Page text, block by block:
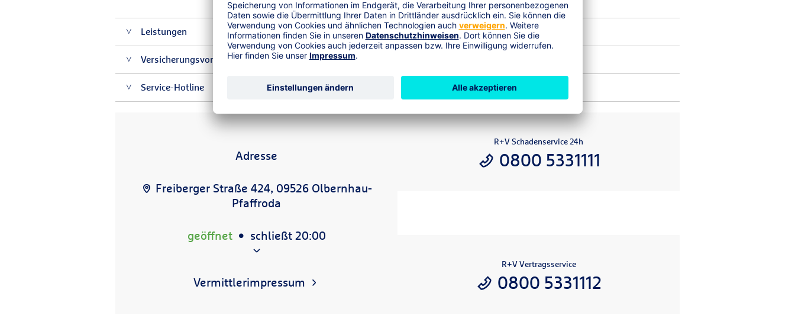
Leistungen
Versicherungsvoraussetzungen
Service-Hotline
Adresse
Freiberger Straße 424, 09526 Olbernhau-
Pfaffroda
geöffnet schließt 20:00
Vermittlerimpressum
R+V Schadenservice 24h
0800 5331111
R+V Vertragsservice
0800 5331112